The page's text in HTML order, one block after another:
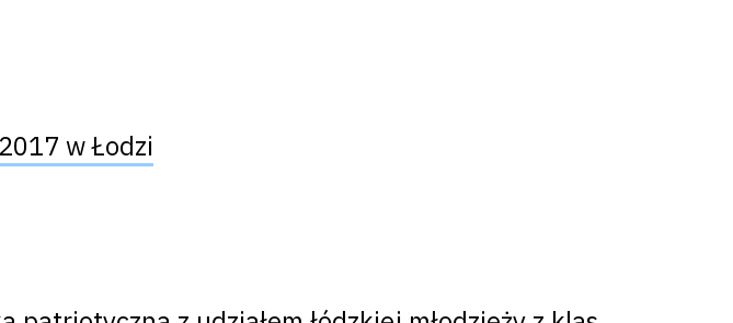
w Łodzi